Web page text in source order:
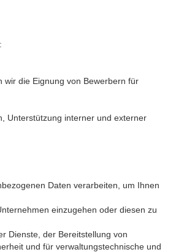
wir die Eignung von Bewerbern für
Unterstützung interner und externer
Daten verarbeiten, um Ihnen
einzugehen oder diesen zu
Dienste, der Bereitstellung von
und für verwaltungstechnische und